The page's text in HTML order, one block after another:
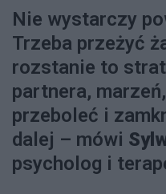
Nie wystarczy
Trzeba przeżyć
rozstanie to
partnera,
przeboleć i
dalej – mówi
psycholog i